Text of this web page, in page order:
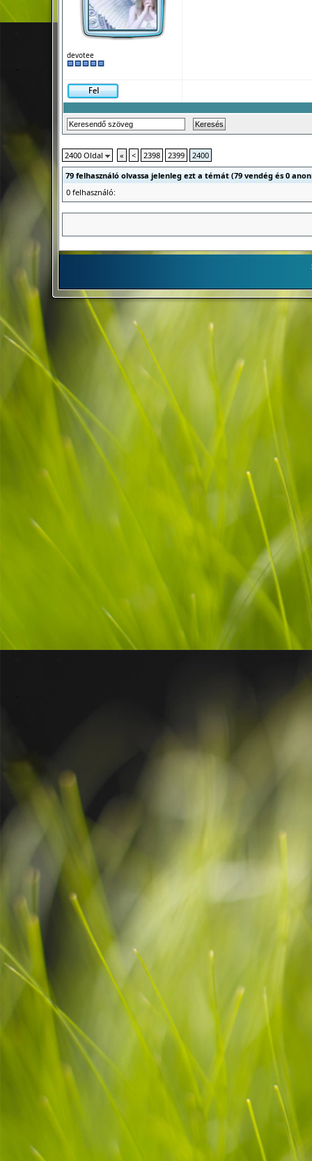
devotee
2400 Oldal « < 2398 2399
2400
79 felhasználó olvassa jelenleg ezt a témát (79 vendég és 0
0 felhasználó: